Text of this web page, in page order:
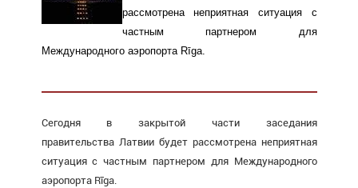
рассмотрена неприятная ситуация с
частным партнером для
Международного аэропорта Rīga.
Сегодня в закрытой части заседания
правительства Латвии будет рассмотрена неприятная
ситуация с частным партнером для Международного
аэропорта Rīga.